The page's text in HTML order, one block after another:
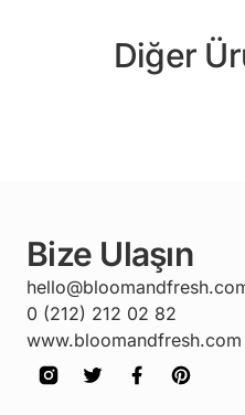
Diğer
Bize Ulaşın
0 (212) 212 02 82
www.bloomandfresh.com